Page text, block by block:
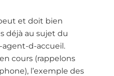
et doit bien
déjà au sujet du
d-accueil.
cours (rappelons
l’exemple des